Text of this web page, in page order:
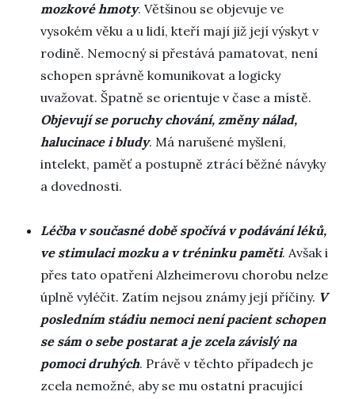
mozkové hmoty. Většinou se objevuje ve
vysokém věku a u lidí, kteří mají již její výskyt v
rodině. Nemocný si přestává pamatovat, není
schopen správně komunikovat a logicky
uvažovat. Špatně se orientuje v čase a místě.
Objevují se poruchy chování, změny nálad,
halucinace i bludy. Má narušené myšlení,
intelekt, paměť a postupně ztrácí běžné návyky
a dovednosti.
Léčba v současné době spočívá v podávání léků,
ve stimulaci mozku a v tréninku paměti. Avšak i
přes tato opatření Alzheimerovu chorobu nelze
úplně vyléčit. Zatím nejsou známy její příčiny. V
posledním stádiu nemoci není pacient schopen
se sám o sebe postarat a je zcela závislý na
pomoci druhých. Právě v těchto případech je
zcela nemožné, aby se mu ostatní pracující